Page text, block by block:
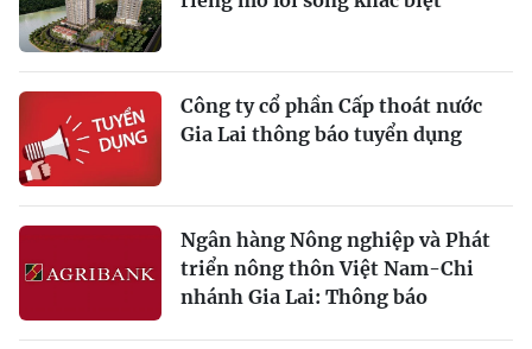
Công ty cổ phần Cấp thoát nước
Gia Lai thông báo tuyển dụng
Ngân hàng Nông nghiệp và Phát
triển nông thôn Việt Nam-Chi
nhánh Gia Lai: Thông báo